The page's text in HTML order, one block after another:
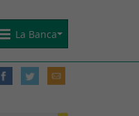
La Banca